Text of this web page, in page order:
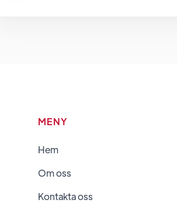
MENY
Hem
Om oss
Kontakta oss